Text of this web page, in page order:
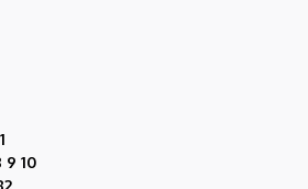
9 10